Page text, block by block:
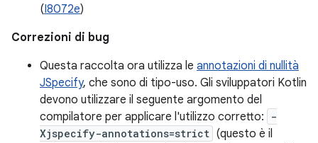
(I8072e)
Correzioni di bug
Questa raccolta ora utilizza le annotazioni di nullità
JSpecify, che sono di tipo-uso. Gli sviluppatori Kotlin
devono utilizzare il seguente argomento del
compilatore per applicare l'utilizzo corretto:
-
Xjspecify-annotations=strict (questo è il